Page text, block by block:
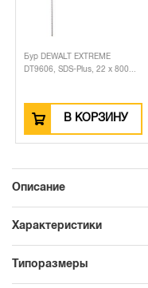
Бур DEWALT EXTREME
DT9606, SDS-Plus, 22 x 800...
В КОРЗИНУ
Описание
Характеристики
Типоразмеры